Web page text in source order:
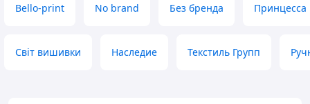
Bello-print No brand Без бренда Принцесса
Світ вишивки Наследие Текстиль Групп